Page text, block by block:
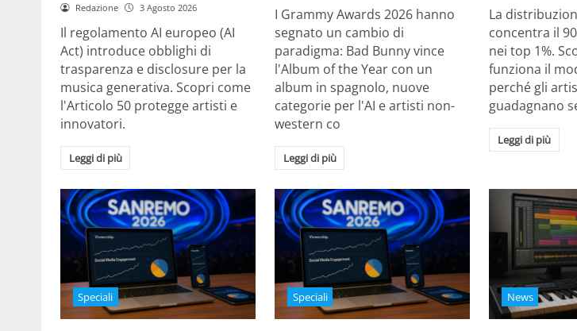
Redazione 3 Agosto 2026
Il regolamento AI europeo (AI
Act) introduce obblighi di
trasparenza e disclosure per la
musica generativa. Scopri come
l'Articolo 50 protegge artisti e
innovatori.
Leggi di più
I Grammy Awards 2026 hanno
segnato un cambio di
paradigma: Bad Bunny vince
l'Album of the Year con un
album in spagnolo, nuove
categorie per l'AI e artisti non-
western co
Leggi di più
La
concentra il
nei top 1%.
funziona il
perché gli
guadagnano
Leggi di più
Speciali Speciali News